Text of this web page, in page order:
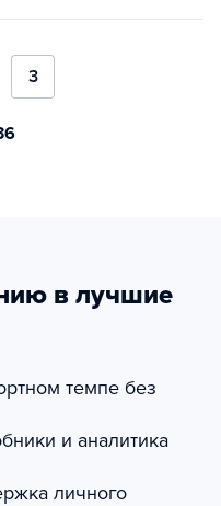
3
в лучшие
темпе без
и аналитика
личного